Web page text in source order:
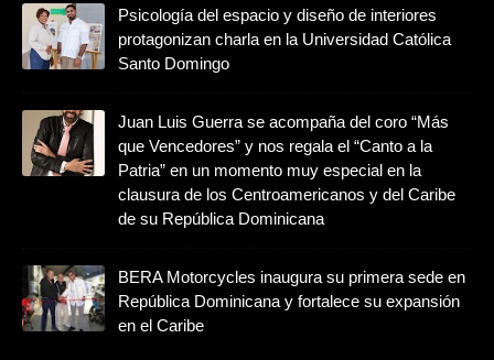
Psicología del espacio y diseño de interiores
protagonizan charla en la Universidad Católica
Santo Domingo
Juan Luis Guerra se acompaña del coro “Más
que Vencedores” y nos regala el “Canto a la
Patria” en un momento muy especial en la
clausura de los Centroamericanos y del Caribe
de su República Dominicana
BERA Motorcycles inaugura su primera sede en
República Dominicana y fortalece su expansión
en el Caribe